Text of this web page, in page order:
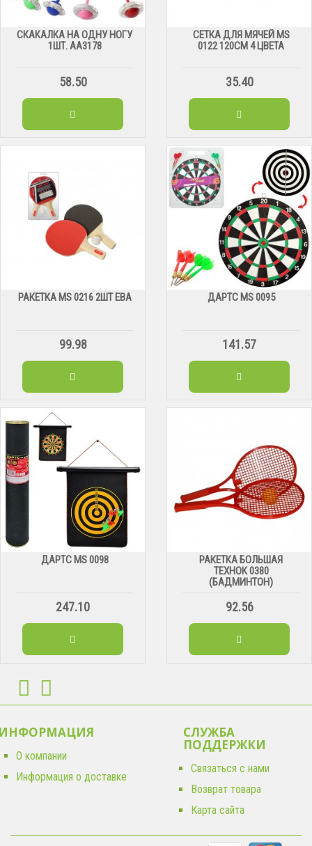
СКАКАЛКА НА ОДНУ НОГУ
1ШТ. АА3178
58.50
СЕТКА ДЛЯ МЯЧЕЙ МS
0122 120СМ 4 ЦВЕТА
35.40
РАКЕТКА MS 0216 2ШТ ЕВА
99.98
ДАРТС МS 0095
141.57
ДАРТС МS 0098
247.10
РАКЕТКА БОЛЬШАЯ
ТЕХНОК 0380
(БАДМИНТОН)
92.56
О компании
Информация о доставке
СЛУЖБА
ПОДДЕРЖКИ
Связаться с нами
Возврат товара
Карта сайта